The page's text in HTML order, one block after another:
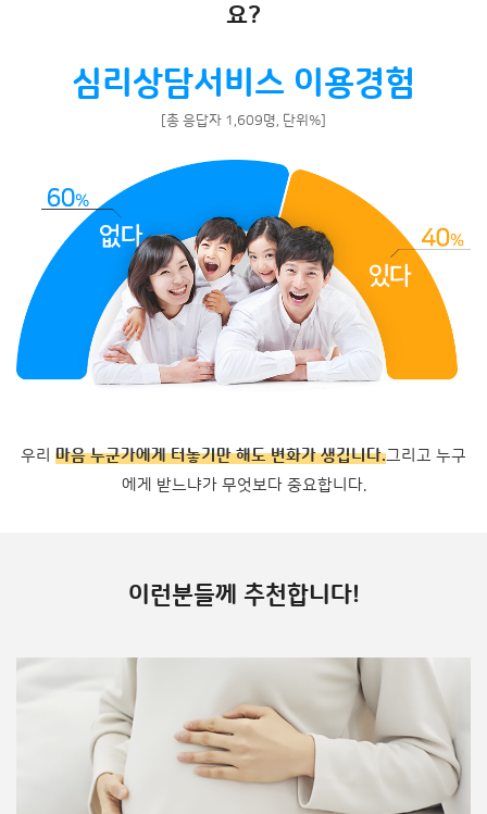
요?
심리상담서비스 이용경험
[총 응답자 1,609명, 단위%]
우리 마음 누군가에게 터놓기만 해도 변화가 생깁니다.그리고 누구
에게 받느냐가 무엇보다 중요합니다.
이런분들께 추천합니다!